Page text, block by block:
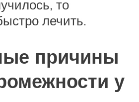
то
лечить.
причины
у